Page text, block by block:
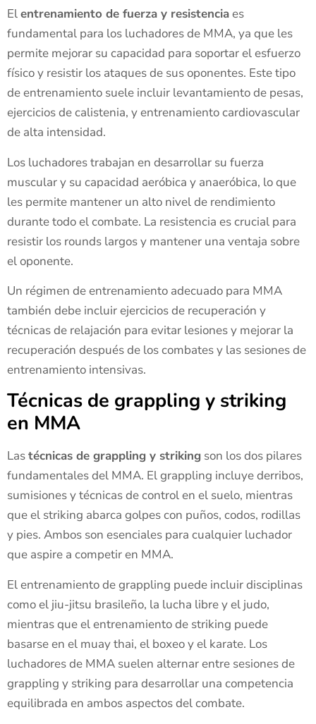
Elentrenamiento de fuerza y resistenciaes
fundamental para los luchadores de MMA, ya que les
permite mejorar su capacidad para soportar el esfuerzo
físico y resistir los ataques de sus oponentes. Este tipo
de entrenamiento suele incluir levantamiento de pesas,
ejercicios de calistenia, y entrenamiento cardiovascular
de alta intensidad.
Los luchadores trabajan en desarrollar su fuerza
muscular y su capacidad aeróbica y anaeróbica, lo que
les permite mantener un alto nivel de rendimiento
durante todo el combate. La resistencia es crucial para
resistir los rounds largos y mantener una ventaja sobre
el oponente.
Un régimen de entrenamiento adecuado para MMA
también debe incluir ejercicios de recuperación y
técnicas de relajación para evitar lesiones y mejorar la
recuperación después de los combates y las sesiones de
entrenamiento intensivas.
Técnicas de grappling y striking
en MMA
Lastécnicas de grappling y striking son los dos pilares
fundamentales del MMA. El grappling incluye derribos,
sumisiones y técnicas de control en el suelo, mientras
que el striking abarca golpes con puños, codos, rodillas
y pies. Ambos son esenciales para cualquier luchador
que aspire a competir en MMA.
El entrenamiento de grappling puede incluir disciplinas
como el jiu-jitsu brasileño, la lucha libre y el judo,
mientras que el entrenamiento de striking puede
basarse en el muay thai, el boxeo y el karate. Los
luchadores de MMA suelen alternar entre sesiones de
grappling y striking para desarrollar una competencia
equilibrada en ambos aspectos del combate.